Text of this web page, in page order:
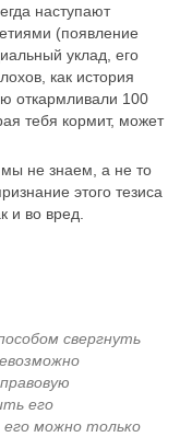
наступают
(появление
уклад, его
как история
откармливали 100
тебя кормит, может
мы не знаем, а не то
этого тезиса
и во вред.
свергнуть
его
можно только